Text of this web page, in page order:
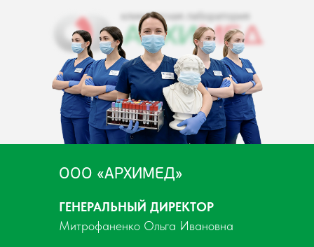
ГЕНЕРАЛЬНЫЙ ДИРЕКТОР
Митрофаненко Ольга Ивановна
ООО «АРХИМЕД»